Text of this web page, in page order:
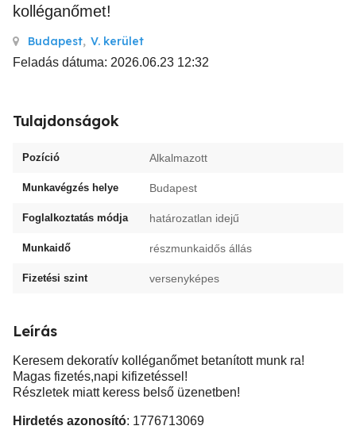
kolléganőmet!
Budapest, V. kerület
Feladás dátuma: 2026.06.23 12:32
Tulajdonságok
Pozíció Alkalmazott
Munkavégzés helye Budapest
Foglalkoztatás módja határozatlan idejű
Munkaidő részmunkaidős állás
Fizetési szint versenyképes
Leírás
Keresem dekoratív kolléganőmet betanított munk ra!
Magas fizetés,napi kifizetéssel!
Részletek miatt keress belső üzenetben!
Hirdetés azonosító: 1776713069